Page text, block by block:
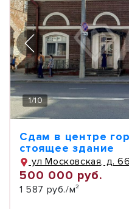
1/10
Сдам в центре
стоящее здание
ул Московская, д.
500 000 руб.
1 587 руб./м²